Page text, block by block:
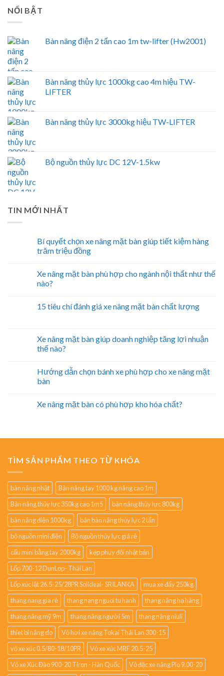
NỔI BẬT
Bàn nâng điện 2 tấn cao 1m tw-lifter (Hw2001)
Bàn nâng thủy lực 1000kg cao 4m hiệu TW-
LIFTER
Bàn nâng thủy lực 3000kg hiệu TW-LIFTER
Bộ nguồn thủy lực DC 12V-1.5kw
TIN MỚI NHẤT
Bí quyết chọn xe nâng mặt bàn giúp tiết kiệm hàng
trăm triệu đồng
Xe nâng mặt bàn phù hợp cho ngành nội thất như thế
nào?
15 tiêu chí đánh giá xe nâng mặt bàn chất lượng
Xe nâng mặt bàn giúp doanh nghiệp tăng lợi nhuận
thế nào?
Hướng dẫn chọn bánh xe phù hợp cho xe nâng mặt
bàn
Xe nâng mặt bàn có phù hợp kho hóa chất?
TÌM SẢN PHẨM THEO TỪ KHÓA
bàn nâng nhật
Bàn nâng tay 1000 kg nâng cao 1m
Bàn nâng thủy lực 350kg cao 1m5
bàn nâng thủy lực 800kg
bàn nâng điện 1000kg
bán bàn nâng thủy lực 2 tấn
bộ nguồn mini điện
Bộ nguồn thủy lực giá rẻ
cẩu mini bằng tay 2000kg
kẹp phuy đôi nhật bản
Lốp 700-12 DunLop- Thái Lan
Lốp xúc lật 26.5-25/28PR Solideal- SRILANKA
mua xe đẩy 250kg
thang nang gia rẻ
thang nang nguoi tu hanh
thang nâng hạ hàng
thang nâng mỹ 9m
thang nâng người 5m
thang nâng niuli
thiet bi nâng do
Vỏ hơi xe nâng Tokai Thái Lan 300-15
vỏ xe xúc 0.5/80-18/10PR
Vỏ xe xúc MRF 20.5-25
Vỏ xe Xúc Đào 900-20 Tiron - Hàn Quốc
Vỏ đặc xe nâng Pio 9.00-20